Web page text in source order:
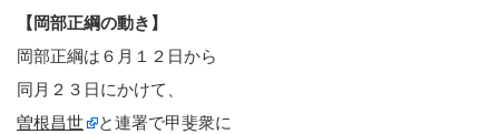
【岡部正綱の動き】
岡部正綱は６月１２日から
同月２３日にかけて、
曽根昌世
と連署で甲斐衆に